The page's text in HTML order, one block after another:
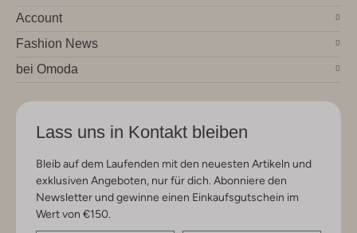
Account
Fashion News
bei Omoda
Lass uns in Kontakt bleiben
Bleib auf dem Laufenden mit den neuesten Artikeln und
exklusiven Angeboten, nur für dich. Abonniere den
Newsletter und gewinne einen Einkaufsgutschein im
Wert von €150.